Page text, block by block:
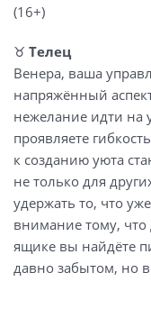
(16+)
♉️ Телец
Венера, ваша
напряжённый
нежелание идти на
проявляете
к созданию уюта
не только для
удержать то, что
внимание тому, что
ящике вы найдёте
давно забытом, но